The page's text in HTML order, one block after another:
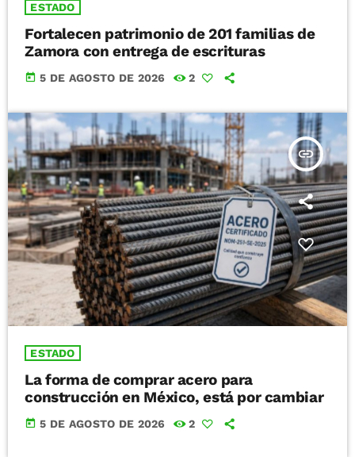
ESTADO
Fortalecen patrimonio de 201 familias de
Zamora con entrega de escrituras
today 5 DE AGOSTO DE 2026 2
insert_link
ESTADO
La forma de comprar acero para
construcción en México, está por cambiar
today 5 DE AGOSTO DE 2026 2